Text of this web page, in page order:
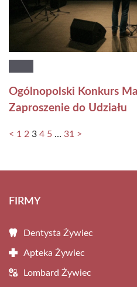
Ogólnopolski Konkurs
Zaproszenie do Udziału
< 1 2 3 4 5 … 31 >
FIRMY
Dentysta Żywiec
Apteka Żywiec
Lombard Żywiec